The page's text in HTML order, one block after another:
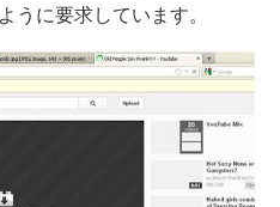
うに要求しています。